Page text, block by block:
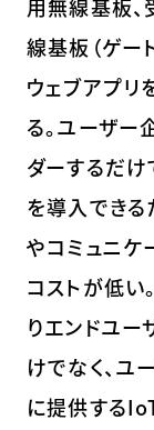
用無線基板、
線基板（ゲート
ウェブアプリ
る。ユーザー
ダーするだけ
を導入できる
やコミュニケ
コストが低い
りエンドユー
けでなく、ユ
に提供する